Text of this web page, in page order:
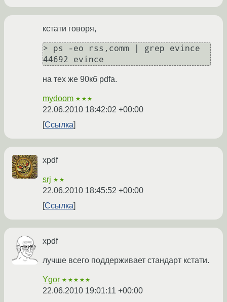
кстати говоря,
> ps -eo rss,comm | grep evince
44692 evince
на тех же 90кб pdfа.
mydoom ★★★
22.06.2010 18:42:02 +00:00
Ссылка
xpdf
srj ★★
22.06.2010 18:45:52 +00:00
Ссылка
xpdf
лучше всего поддерживает стандарт кстати.
Ygor ★★★★★
22.06.2010 19:01:11 +00:00